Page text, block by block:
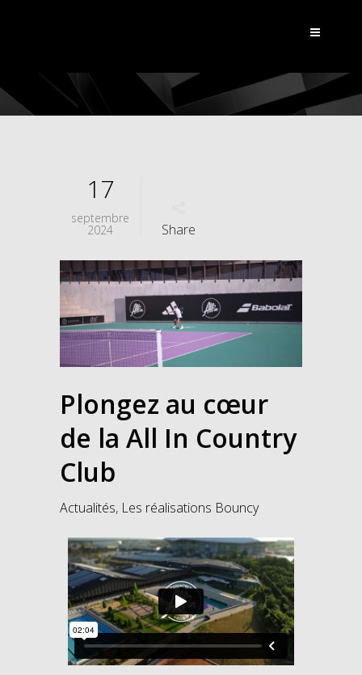
17
septembre
2024 Share
Plongez au cœur
de la All In Country
Club
Actualités, Les réalisations Bouncy